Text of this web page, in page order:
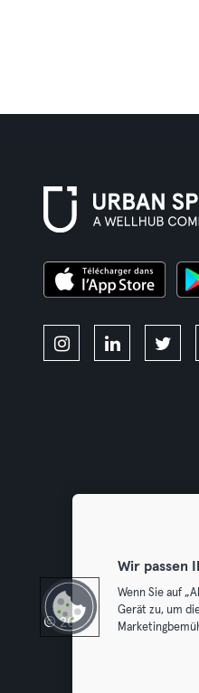
© 2026 Urban Sports
Wir passen
Wenn Sie auf
Gerät zu, um